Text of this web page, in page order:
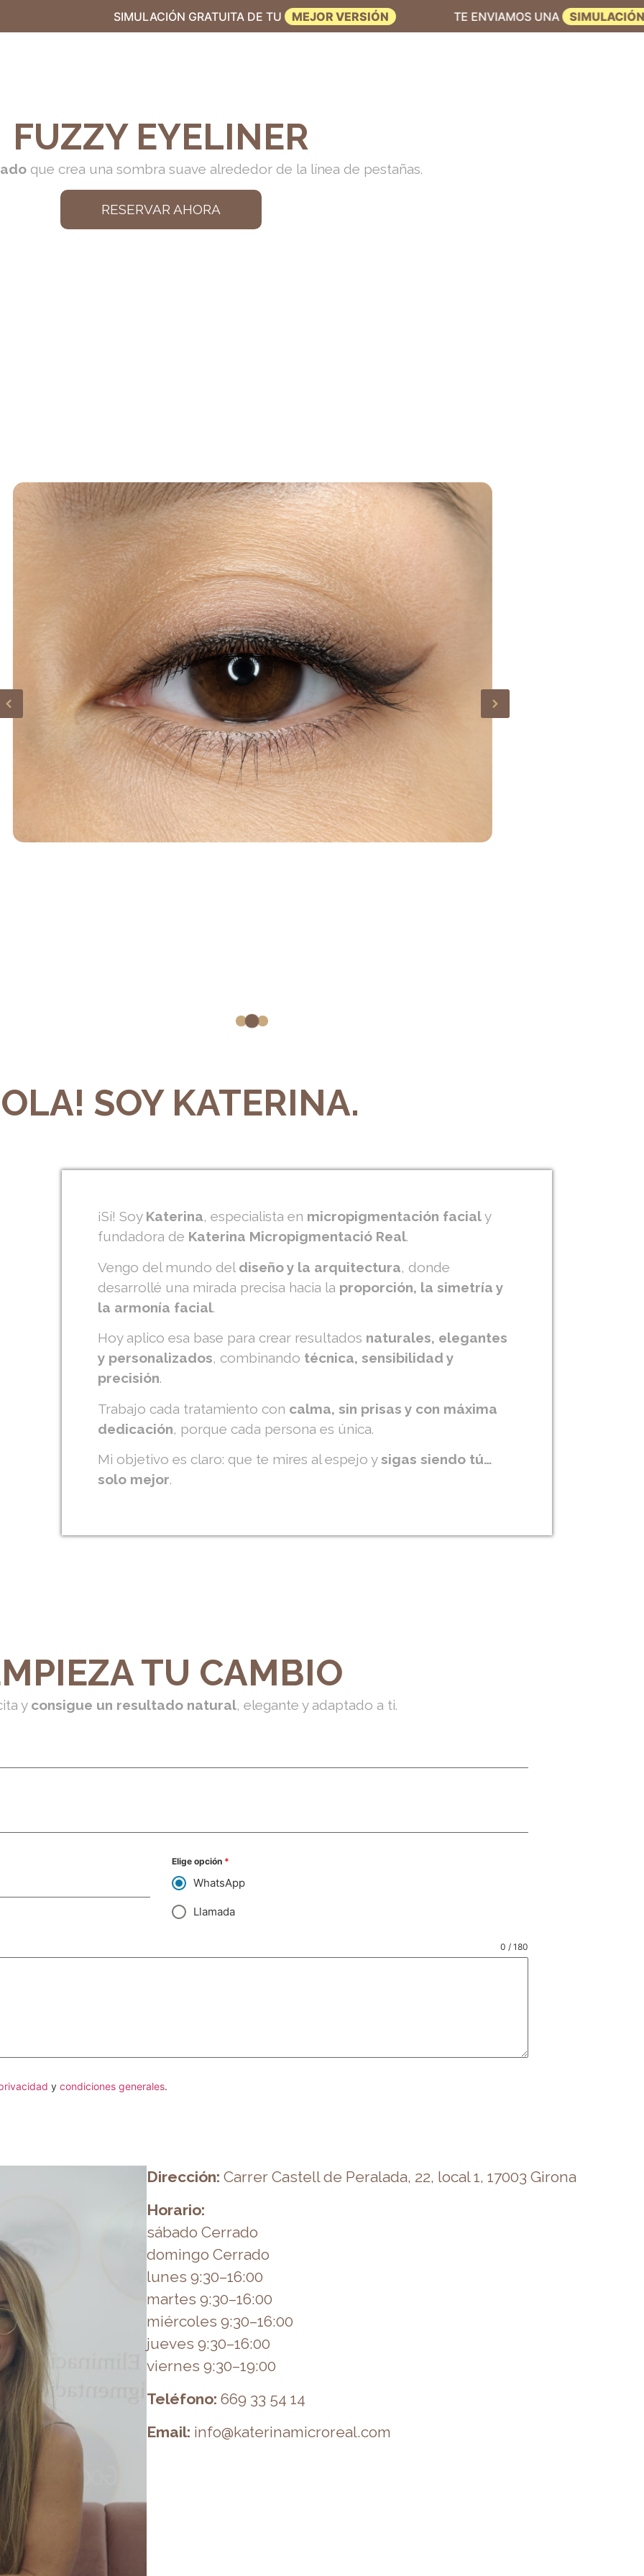
GRATUITA DE TU MEJOR VERSIÓN TE ENVIAMOS UNA SIMULACIÓN PERSONALIZADA
FUZZY EYELINER
que crea una sombra suave alrededor de la línea de pestañas.
RESERVAR AHORA
SOY KATERINA.
¡Sí! Soy Katerina, especialista en micropigmentación facialy
fundadora de Katerina Micropigmentació Real.
Vengo del mundo del diseño y la arquitectura, donde
desarrollé una mirada precisa hacia la proporción, la simetría y
la armonía facial.
Hoy aplico esa base para crear resultados naturales, elegantes
y personalizados, combinando técnica, sensibilidad y
precisión.
Trabajo cada tratamiento con calma, sin prisas y con máxima
dedicación, porque cada persona es única.
Mi objetivo es claro: que te mires al espejo y sigas siendo tú…
solo mejor.
TU CAMBIO
y consigue un resultado natural, elegante y adaptado a ti.
Elige opción *
WhatsApp
Llamada
0 / 180
ycondiciones generales.
Dirección: Carrer Castell de Peralada, 22, local 1, 17003 Girona
Horario:
sábado Cerrado
domingo Cerrado
lunes 9:30–16:00
martes 9:30–16:00
miércoles 9:30–16:00
jueves 9:30–16:00
viernes 9:30–19:00
Teléfono: 669 33 54 14
Email: info@katerinamicroreal.com